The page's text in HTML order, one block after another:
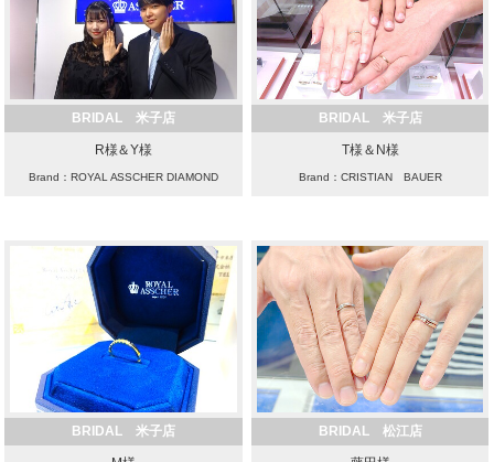
BRIDAL 米子店
R様＆Y様
Brand：ROYAL ASSCHER DIAMOND
BRIDAL 米子店
T様＆N様
Brand：CRISTIAN BAUER
BRIDAL 米子店 BRIDAL 松江店